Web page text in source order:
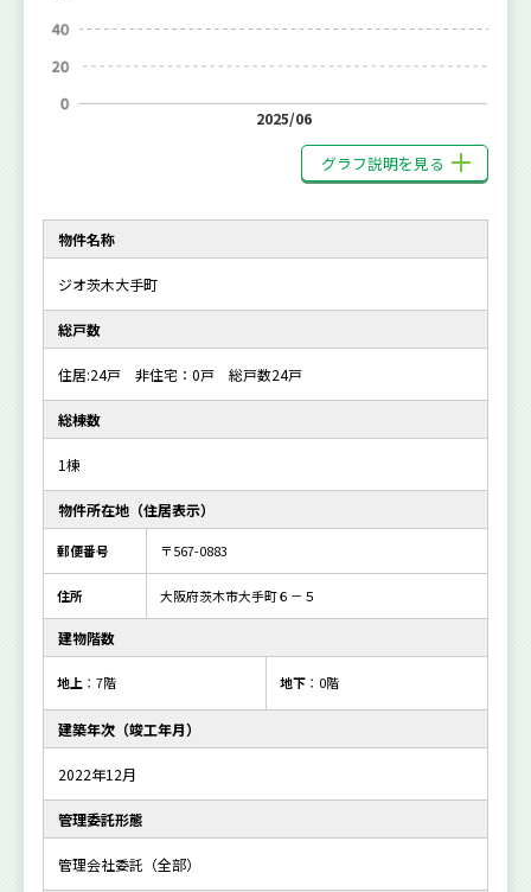
2025/06
グラフ説明を見る
物件名称
ジオ茨木大手町
総戸数
住居:24戸 非住宅：0戸 総戸数24戸
総棟数
1棟
物件所在地（住居表示）
郵便番号 〒567-0883
住所 大阪府茨木市大手町６－５
建物階数
地上 ：7階 地下：0階
建築年次（竣工年月）
2022年12月
管理委託形態
管理会社委託（全部）